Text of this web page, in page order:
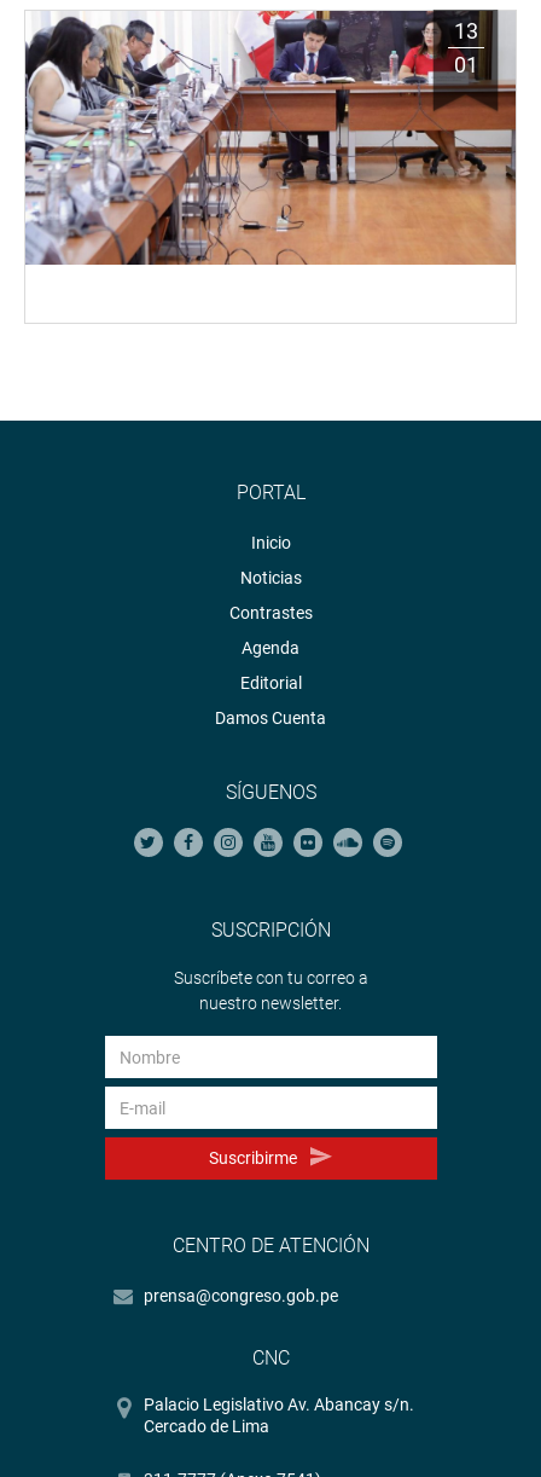
13
01
PORTAL
Inicio
Noticias
Contrastes
Agenda
Editorial
Damos Cuenta
SÍGUENOS
SUSCRIPCIÓN
Suscríbete con tu correo a
nuestro newsletter.
Suscribirme
CENTRO DE ATENCIÓN
prensa@congreso.gob.pe
CNC
Palacio Legislativo Av. Abancay s/n.
Cercado de Lima